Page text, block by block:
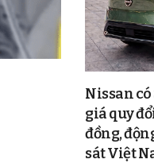
Nissan có
giá quy
đồng,
sát Việt